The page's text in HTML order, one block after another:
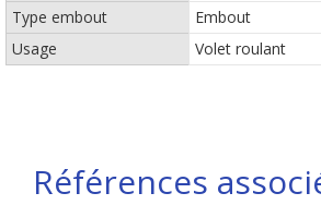
Type embout
Embout
Usage
Volet roulant
Références